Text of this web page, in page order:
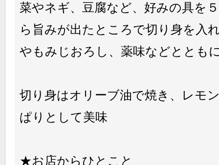
菜やネギ、豆腐など、好みの具を
ら旨みが出たところで切り身を入
やもみじおろし、薬味などととも
切り身はオリーブ油で焼き、レモ
ぱりとして美味
★お店からひとこと